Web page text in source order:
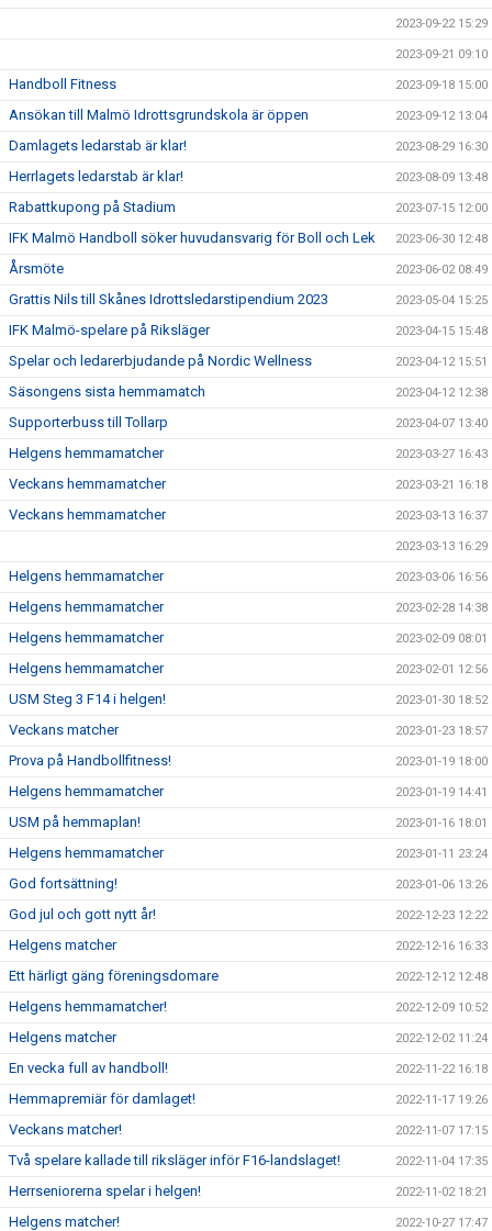
2023-09-22 15:29
2023-09-21 09:10
Handboll Fitness 2023-09-18 15:00
Ansökan till Malmö Idrottsgrundskola är öppen 2023-09-12 13:04
Damlagets ledarstab är klar! 2023-08-29 16:30
Herrlagets ledarstab är klar! 2023-08-09 13:48
Rabattkupong på Stadium 2023-07-15 12:00
IFK Malmö Handboll söker huvudansvarig för Boll och Lek 2023-06-30 12:48
Årsmöte 2023-06-02 08:49
Grattis Nils till Skånes Idrottsledarstipendium 2023 2023-05-04 15:25
IFK Malmö-spelare på Riksläger 2023-04-15 15:48
Spelar och ledarerbjudande på Nordic Wellness 2023-04-12 15:51
Säsongens sista hemmamatch 2023-04-12 12:38
Supporterbuss till Tollarp 2023-04-07 13:40
Helgens hemmamatcher 2023-03-27 16:43
Veckans hemmamatcher 2023-03-21 16:18
Veckans hemmamatcher 2023-03-13 16:37
2023-03-13 16:29
Helgens hemmamatcher 2023-03-06 16:56
Helgens hemmamatcher 2023-02-28 14:38
Helgens hemmamatcher 2023-02-09 08:01
Helgens hemmamatcher 2023-02-01 12:56
USM Steg 3 F14 i helgen! 2023-01-30 18:52
Veckans matcher 2023-01-23 18:57
Prova på Handbollfitness! 2023-01-19 18:00
Helgens hemmamatcher 2023-01-19 14:41
USM på hemmaplan! 2023-01-16 18:01
Helgens hemmamatcher 2023-01-11 23:24
God fortsättning! 2023-01-06 13:26
God jul och gott nytt år! 2022-12-23 12:22
Helgens matcher 2022-12-16 16:33
Ett härligt gäng föreningsdomare 2022-12-12 12:48
Helgens hemmamatcher! 2022-12-09 10:52
Helgens matcher 2022-12-02 11:24
En vecka full av handboll! 2022-11-22 16:18
Hemmapremiär för damlaget! 2022-11-17 19:26
Veckans matcher! 2022-11-07 17:15
Två spelare kallade till riksläger inför F16-landslaget! 2022-11-04 17:35
Herrseniorerna spelar i helgen! 2022-11-02 18:21
Helgens matcher! 2022-10-27 17:47